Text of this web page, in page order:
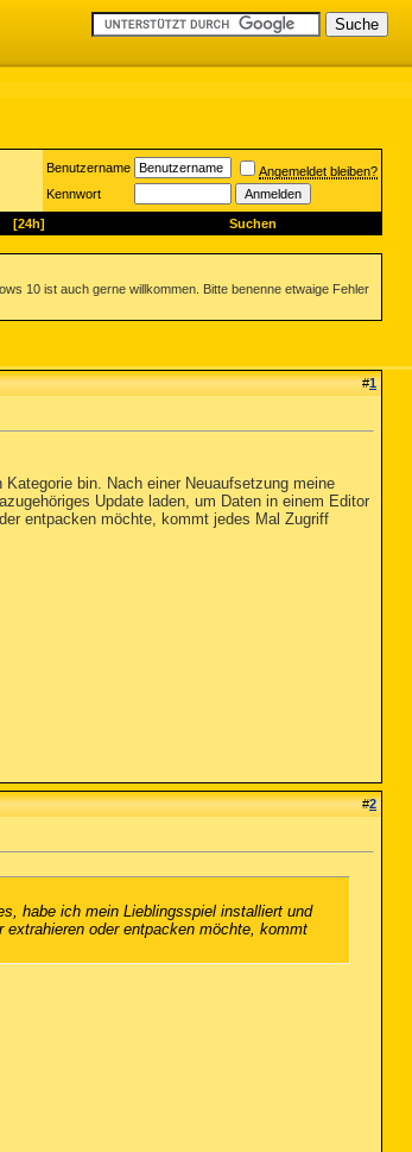
Benutzername
Angemeldet bleiben?
Kennwort
[24h] Suchen
10 ist auch gerne willkommen. Bitte benenne etwaige Fehler
#1
bin. Nach einer Neuaufsetzung meine
Update laden, um Daten in einem Editor
entpacken möchte, kommt jedes Mal Zugriff
#2
habe ich mein Lieblingsspiel installiert und
extrahieren oder entpacken möchte, kommt